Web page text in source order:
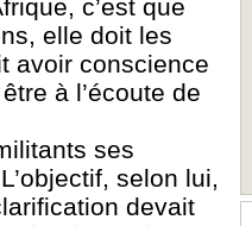
c’est que
elle doit les
avoir conscience
à l’écoute de
ses
selon lui,
devait